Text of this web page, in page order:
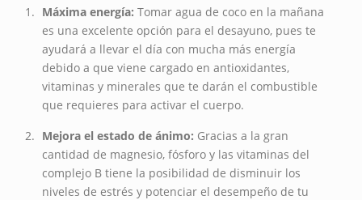
Máxima energía: Tomar agua de coco en la mañana
es una excelente opción para el desayuno, pues te
ayudará a llevar el día con mucha más energía
debido a que viene cargado en antioxidantes,
vitaminas y minerales que te darán el combustible
que requieres para activar el cuerpo.
Mejora el estado de ánimo: Gracias a la gran
cantidad de magnesio, fósforo y las vitaminas del
complejo B tiene la posibilidad de disminuir los
niveles de estrés y potenciar el desempeño de tu